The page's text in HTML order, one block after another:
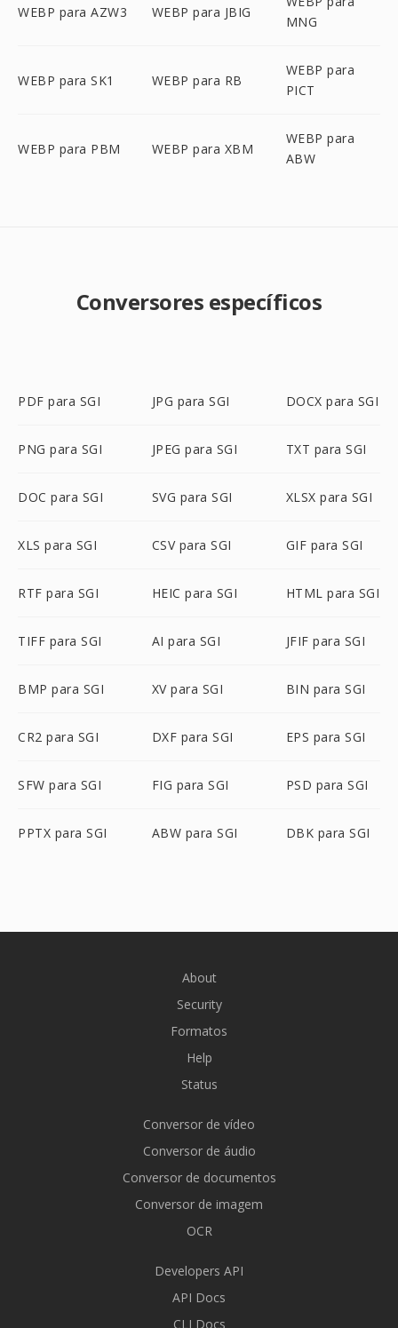
WEBP para AZW3 WEBP para JBIG
MNG
WEBP para SK1 WEBP para RB
WEBP para
PICT
WEBP para PBM WEBP para XBM
WEBP para
ABW
Conversores específicos
PDF para SGI JPG para SGI DOCX para SGI
PNG para SGI JPEG para SGI TXT para SGI
DOC para SGI SVG para SGI XLSX para SGI
XLS para SGI CSV para SGI GIF para SGI
RTF para SGI HEIC para SGI HTML para SGI
TIFF para SGI AI para SGI JFIF para SGI
BMP para SGI XV para SGI BIN para SGI
CR2 para SGI DXF para SGI EPS para SGI
SFW para SGI FIG para SGI PSD para SGI
PPTX para SGI ABW para SGI DBK para SGI
About
Security
Formatos
Help
Status
Conversor de vídeo
Conversor de áudio
Conversor de documentos
Conversor de imagem
OCR
Developers API
API Docs
CLI Docs